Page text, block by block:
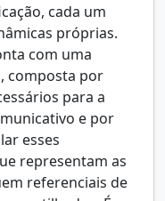
cada um
próprias.
com uma
composta por
para a
e por
esses
representam as
referenciais de